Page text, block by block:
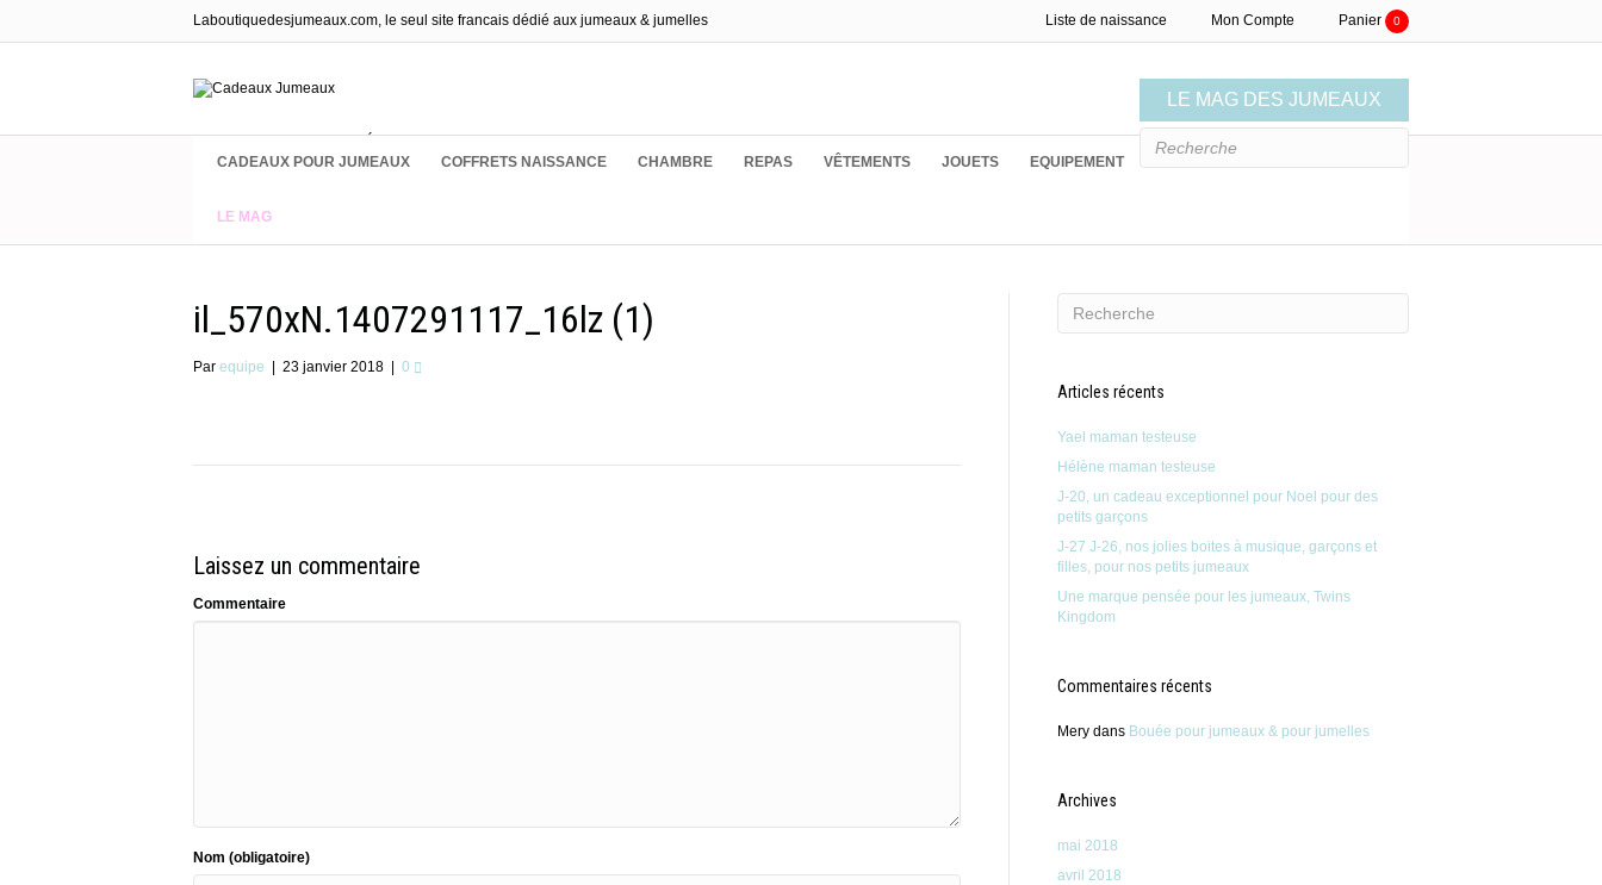
Laboutiquedesjumeaux.com, le seul site francais dédié aux jumeaux & jumelles Liste de naissance Mon Compte Panier 0
LE MAG DES JUMEAUX
CADEAUX POUR JUMEAUX COFFRETS NAISSANCE CHAMBRE REPAS VÊTEMENTS JOUETS EQUIPEMENT
LE MAG
il_570xN.1407291117_16lz (1)
Par equipe | 23 janvier 2018 | 0
Laissez un commentaire
Commentaire
Nom (obligatoire)
Articles récents
Yael maman testeuse
Hélène maman testeuse
J-20, un cadeau exceptionnel pour Noel pour des
petits garçons
J-27 J-26, nos jolies boites à musique, garçons et
filles, pour nos petits jumeaux
Une marque pensée pour les jumeaux, Twins
Kingdom
Commentaires récents
Mery dans Bouée pour jumeaux & pour jumelles
Archives
mai 2018
avril 2018